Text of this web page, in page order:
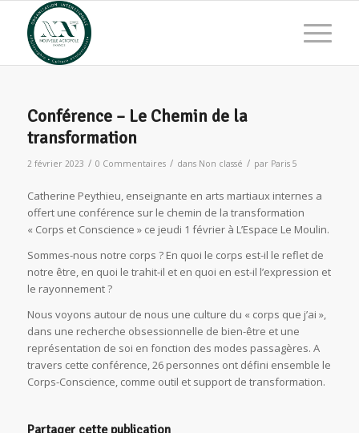
Conférence – Le Chemin de la
transformation
2 février 2023 / 0 Commentaires / dans Non classé / par Paris 5
Catherine Peythieu, enseignante en arts martiaux internes a
offert une conférence sur le chemin de la transformation
« Corps et Conscience » ce jeudi 1 février à L’Espace Le Moulin.
Sommes-nous notre corps ? En quoi le corps est-il le reflet de
notre être, en quoi le trahit-il et en quoi en est-il l’expression et
le rayonnement ?
Nous voyons autour de nous une culture du « corps que j’ai »,
dans une recherche obsessionnelle de bien-être et une
représentation de soi en fonction des modes passagères. A
travers cette conférence, 26 personnes ont défini ensemble le
Corps-Conscience, comme outil et support de transformation.